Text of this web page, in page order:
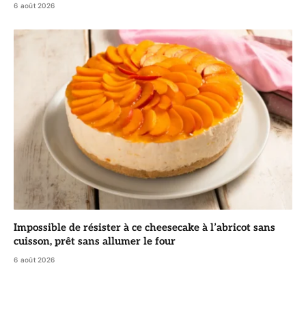
6 août 2026
Impossible de résister à ce cheesecake à l’abricot sans
cuisson, prêt sans allumer le four
6 août 2026